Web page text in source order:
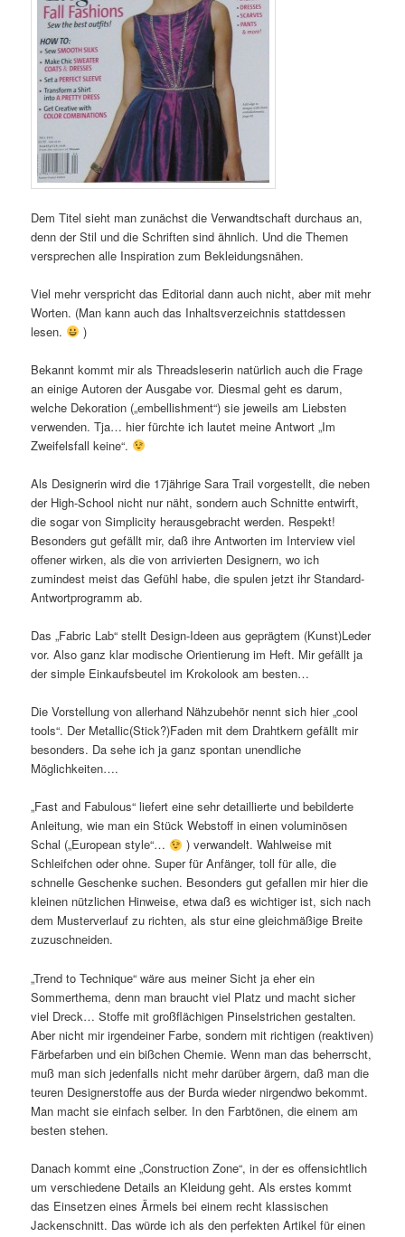
Dem Titel sieht man zunächst die Verwandtschaft durchaus an,
denn der Stil und die Schriften sind ähnlich. Und die Themen
versprechen alle Inspiration zum Bekleidungsnähen.
Viel mehr verspricht das Editorial dann auch nicht, aber mit mehr
Worten. (Man kann auch das Inhaltsverzeichnis stattdessen
lesen.
)
Bekannt kommt mir als Threadsleserin natürlich auch die Frage
an einige Autoren der Ausgabe vor. Diesmal geht es darum,
welche Dekoration („embellishment“) sie jeweils am Liebsten
verwenden. Tja… hier fürchte ich lautet meine Antwort „Im
Zweifelsfall keine“.
Als Designerin wird die 17jährige Sara Trail vorgestellt, die neben
der High-School nicht nur näht, sondern auch Schnitte entwirft,
die sogar von Simplicity herausgebracht werden. Respekt!
Besonders gut gefällt mir, daß ihre Antworten im Interview viel
offener wirken, als die von arrivierten Designern, wo ich
zumindest meist das Gefühl habe, die spulen jetzt ihr Standard-
Antwortprogramm ab.
Das „Fabric Lab“ stellt Design-Ideen aus geprägtem (Kunst)Leder
vor. Also ganz klar modische Orientierung im Heft. Mir gefällt ja
der simple Einkaufsbeutel im Krokolook am besten…
Die Vorstellung von allerhand Nähzubehör nennt sich hier „cool
tools“. Der Metallic(Stick?)Faden mit dem Drahtkern gefällt mir
besonders. Da sehe ich ja ganz spontan unendliche
Möglichkeiten….
„Fast and Fabulous“ liefert eine sehr detaillierte und bebilderte
Anleitung, wie man ein Stück Webstoff in einen voluminösen
Schal („European style“…
) verwandelt. Wahlweise mit
Schleifchen oder ohne. Super für Anfänger, toll für alle, die
schnelle Geschenke suchen. Besonders gut gefallen mir hier die
kleinen nützlichen Hinweise, etwa daß es wichtiger ist, sich nach
dem Musterverlauf zu richten, als stur eine gleichmäßige Breite
zuzuschneiden.
„Trend to Technique“ wäre aus meiner Sicht ja eher ein
Sommerthema, denn man braucht viel Platz und macht sicher
viel Dreck… Stoffe mit großflächigen Pinselstrichen gestalten.
Aber nicht mir irgendeiner Farbe, sondern mit richtigen (reaktiven)
Färbefarben und ein bißchen Chemie. Wenn man das beherrscht,
muß man sich jedenfalls nicht mehr darüber ärgern, daß man die
teuren Designerstoffe aus der Burda wieder nirgendwo bekommt.
Man macht sie einfach selber. In den Farbtönen, die einem am
besten stehen.
Danach kommt eine „Construction Zone“, in der es offensichtlich
um verschiedene Details an Kleidung geht. Als erstes kommt
das Einsetzen eines Ärmels bei einem recht klassischen
Jackenschnitt. Das würde ich als den perfekten Artikel für einen